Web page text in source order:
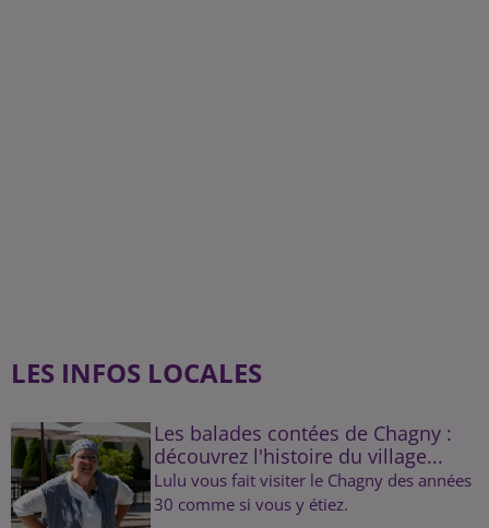
LES INFOS LOCALES
Les balades contées de Chagny :
découvrez l'histoire du village...
Lulu vous fait visiter le Chagny des années
30 comme si vous y étiez.